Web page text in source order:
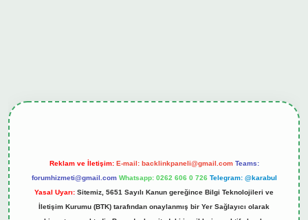
Reklam ve İletişim: E-mail: backlinkpaneli@gmail.com Teams:
forumhizmeti@gmail.com Whatsapp: 0262 606 0 726 Telegram: @karabul
Yasal Uyarı: Sitemiz, 5651 Sayılı Kanun gereğince Bilgi Teknolojileri ve
İletişim Kurumu (BTK) tarafından onaylanmış bir Yer Sağlayıcı olarak